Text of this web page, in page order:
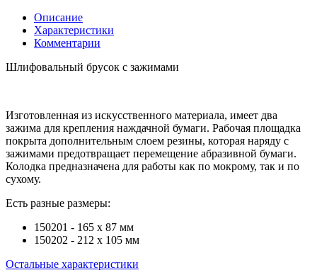
Описание
Характеристики
Комментарии
Шлифовальный брусок с зажимами
Изготовленная из искусственного материала, имеет два
зажима для крепления наждачной бумаги. Рабочая площадка
покрыта дополнительным слоем резины, которая наряду с
зажимами предотвращает перемещение абразивной бумаги.
Колодка предназначена для работы как по мокрому, так и по
сухому.
Есть разные размеры:
150201 - 165 x 87 мм
150202 - 212 x 105 мм
Остальные характеристики